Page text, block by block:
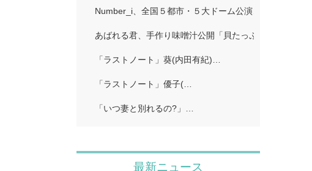
Number_i、全国５都市・５大ドーム公演…
あばれる君、手作り味噌汁公開「貝たっぷりで美味し
「ラストノート」葵(内田有紀)…
「ラストノート」優子(…
「いつ妻と別れるの?」…
最新ニュース